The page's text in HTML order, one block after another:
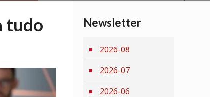
tudo
Newsletter
2026-08
2026-07
2026-06